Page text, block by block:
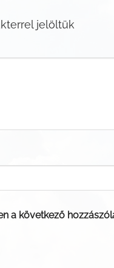
jelöltük
a következő